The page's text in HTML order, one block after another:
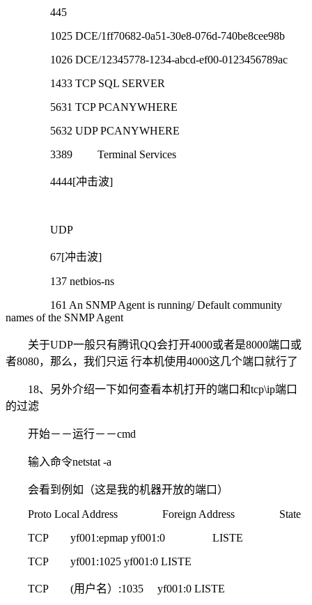
445
1025 DCE/1ff70682-0a51-30e8-076d-740be8cee98b
1026 DCE/12345778-1234-abcd-ef00-0123456789ac
1433 TCP SQL SERVER
5631 TCP PCANYWHERE
5632 UDP PCANYWHERE
3389 Terminal Services
4444[冲击波]
UDP
67[冲击波]
137 netbios-ns
161 An SNMP Agent is running/ Default community
names of the SNMP Agent
关于UDP一般只有腾讯QQ会打开4000或者是8000端口或
者8080，那么，我们只运 行本机使用4000这几个端口就行了
18、另外介绍一下如何查看本机打开的端口和tcp\ip端口
的过滤
开始－－运行－－cmd
输入命令netstat -a
会看到例如（这是我的机器开放的端口）
Proto Local Address Foreign Address State
TCP yf001:epmap yf001:0 LISTE
TCP yf001:1025 yf001:0 LISTE
TCP (用户名）:1035 yf001:0 LISTE